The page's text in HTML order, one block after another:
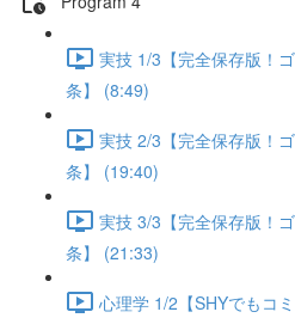
実技 1/3【完全保存版！
条】 (8:49)
実技 2/3【完全保存版！
条】 (19:40)
実技 3/3【完全保存版！
条】 (21:33)
心理学 1/2【SHYでもコ